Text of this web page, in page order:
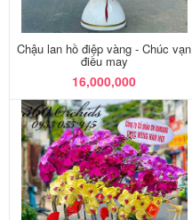
Chậu lan hồ điệp vàng - Chúc vạn
điều may
16,000,000